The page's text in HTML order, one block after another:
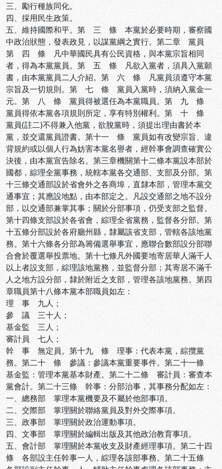
三、勵行種族同化。
四、採用民生政策。
五、維持國際和平。第 三 條 本黨於必要時期，審察國
中政治狀態，發表政見，以謀黨綱之實行。第二章 黨員
第 四 條 凡中華國民具有公民資格，與本黨宗旨相同
者，得為本黨黨員。第 五 條 凡欲入黨者，須具入黨願
書，由本黨黨員二人介紹。第 六 條 凡黨員須遵守本黨
宗旨及一切規則。第 七 條 黨員入黨時，須納入黨金一
元。第 八 條 黨員得被選任為本黨職員。第 九 條
黨員得依本黨各項規則所定，享有特別權利。第 十 條
黨員(註二)不得兼入他黨，欲脫黨時，須提出理由書於本
黨，並交還黨員證書。第十一 條 黨員如有改變宗旨、違
背規約或以個人行為妨害本黨名譽者，經幹事會調查確實公
決後，由本黨宣告除名。第三章機關第十二條本黨設本部於
國都，綜理全黨事務，統轄本黨各交通部、支部及分部。第
十三條交通部設於省會外之各商埠，直隸本部，管理本黨交
通事宜；其應設地點，由本部定之。凡設交通部之地不設分
部，以交通部兼掌其事；關於分部事項，仍受支部之監督。
第十四條支部設於各省會，綜理全省黨務，監督各分部。第
十五條分部設於各府廳州縣，隸屬該省支部，管轄各該地黨
務。第十六條各分部為籌備選舉事宜，應聯合數部設分部聯
合會於覆選舉投票地。第十七條凡外國要地寄居華人滿千人
以上者設支部，綜理該地黨務，並監督分部；其寄居不滿千
人之地方設分部，隸於附近之支部，管理各該地黨務。第四
章職員第十八條本黨本部職員如左：
理 事 九人；
參 議 三十人；
基金監 三人；
審計員 七人；
幹 事 無定員。第十九 條 理事：代表本黨，綜攬黨
務。第二十 條 參議：參議本黨重要事件。第二十一條
基金監：管理本黨基本財產。第二十二條 審計員：審查本
黨會計。第二十三條 幹事：分部治事，其事務分配如左：
一、總務部 掌理本黨機要及不屬於他部事項。
二、交際部 掌理關於聯絡黨員及對外交際事項。
三、政事部 掌理關於政治運動事項。
四、文事部 掌理關於編輯出版及其他政治教育事項。
五、會計部 掌理關於本黨收支及財產經理事項。第二十四
條 各部設主任幹事一人，綜理各該部事務。第二十五條